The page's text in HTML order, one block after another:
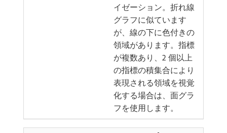
イゼーション。折れ線
グラフに似ています
が、線の下に色付きの
領域があります。指標
が複数あり、2 個以上
の指標の積集合により
表現される領域を視覚
化する場合は、面グラ
フを使用します。